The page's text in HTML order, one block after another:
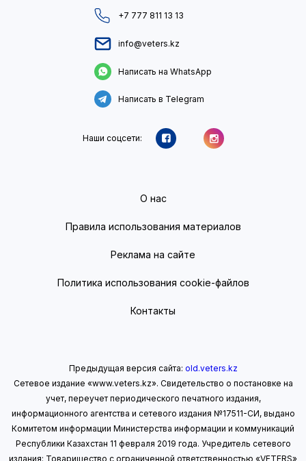
+7 777 811 13 13
info@veters.kz
Написать на WhatsApp
Написать в Telegram
Наши соцсети:
О нас
Правила использования материалов
Реклама на сайте
Политика использования cookie-файлов
Контакты
Предыдущая версия сайта: old.veters.kz
Сетевое издание «www.veters.kz». Свидетельство о постановке на
учет, переучет периодического печатного издания,
информационного агентства и сетевого издания №17511-СИ, выдано
Комитетом информации Министерства информации и коммуникаций
Республики Казахстан 11 февраля 2019 года. Учредитель сетевого
издания: Товарищество с ограниченной ответственностью «VETERS»